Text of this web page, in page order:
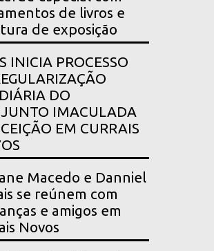
de livros e
de exposição
INICIA PROCESSO
DO
IMACULADA
EM CURRAIS
Macedo e Danniel
se reúnem com
e amigos em
Novos